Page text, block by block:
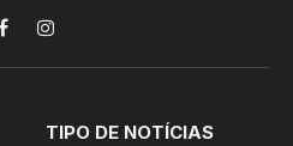
FacebookInstagram
TIPO DE NOTÍCIAS